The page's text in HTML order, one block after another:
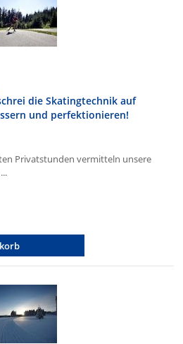
die Skatingtechnik auf
und perfektionieren!
Privatstunden vermitteln unsere